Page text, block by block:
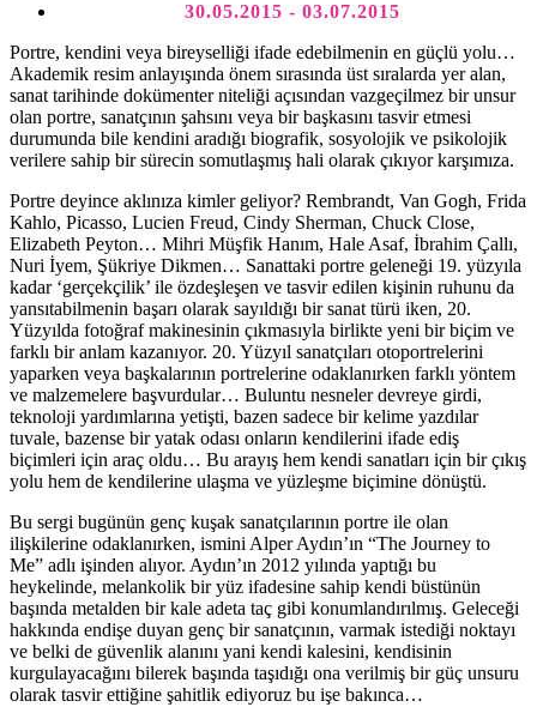
30.05.2015 - 03.07.2015
Portre, kendini veya bireyselliği ifade edebilmenin en güçlü yolu…
Akademik resim anlayışında önem sırasında üst sıralarda yer alan,
sanat tarihinde dokümenter niteliği açısından vazgeçilmez bir unsur
olan portre, sanatçının şahsını veya bir başkasını tasvir etmesi
durumunda bile kendini aradığı biografik, sosyolojik ve psikolojik
verilere sahip bir sürecin somutlaşmış hali olarak çıkıyor karşımıza.
Portre deyince aklınıza kimler geliyor? Rembrandt, Van Gogh, Frida
Kahlo, Picasso, Lucien Freud, Cindy Sherman, Chuck Close,
Elizabeth Peyton… Mihri Müşfik Hanım, Hale Asaf, İbrahim Çallı,
Nuri İyem, Şükriye Dikmen… Sanattaki portre geleneği 19. yüzyıla
kadar ‘gerçekçilik’ ile özdeşleşen ve tasvir edilen kişinin ruhunu da
yansıtabilmenin başarı olarak sayıldığı bir sanat türü iken, 20.
Yüzyılda fotoğraf makinesinin çıkmasıyla birlikte yeni bir biçim ve
farklı bir anlam kazanıyor. 20. Yüzyıl sanatçıları otoportrelerini
yaparken veya başkalarının portrelerine odaklanırken farklı yöntem
ve malzemelere başvurdular… Buluntu nesneler devreye girdi,
teknoloji yardımlarına yetişti, bazen sadece bir kelime yazdılar
tuvale, bazense bir yatak odası onların kendilerini ifade ediş
biçimleri için araç oldu… Bu arayış hem kendi sanatları için bir çıkış
yolu hem de kendilerine ulaşma ve yüzleşme biçimine dönüştü.
Bu sergi bugünün genç kuşak sanatçılarının portre ile olan
ilişkilerine odaklanırken, ismini Alper Aydın’ın “The Journey to
Me” adlı işinden alıyor. Aydın’ın 2012 yılında yaptığı bu
heykelinde, melankolik bir yüz ifadesine sahip kendi büstünün
başında metalden bir kale adeta taç gibi konumlandırılmış. Geleceği
hakkında endişe duyan genç bir sanatçının, varmak istediği noktayı
ve belki de güvenlik alanını yani kendi kalesini, kendisinin
kurgulayacağını bilerek başında taşıdığı ona verilmiş bir güç unsuru
olarak tasvir ettiğine şahitlik ediyoruz bu işe bakınca…